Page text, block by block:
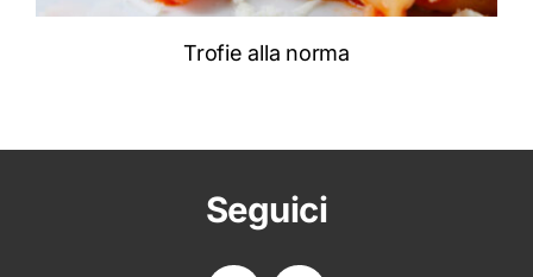
Trofie alla norma
Seguici